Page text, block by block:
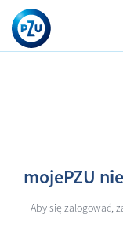
mojePZU
Aby się zalogować,